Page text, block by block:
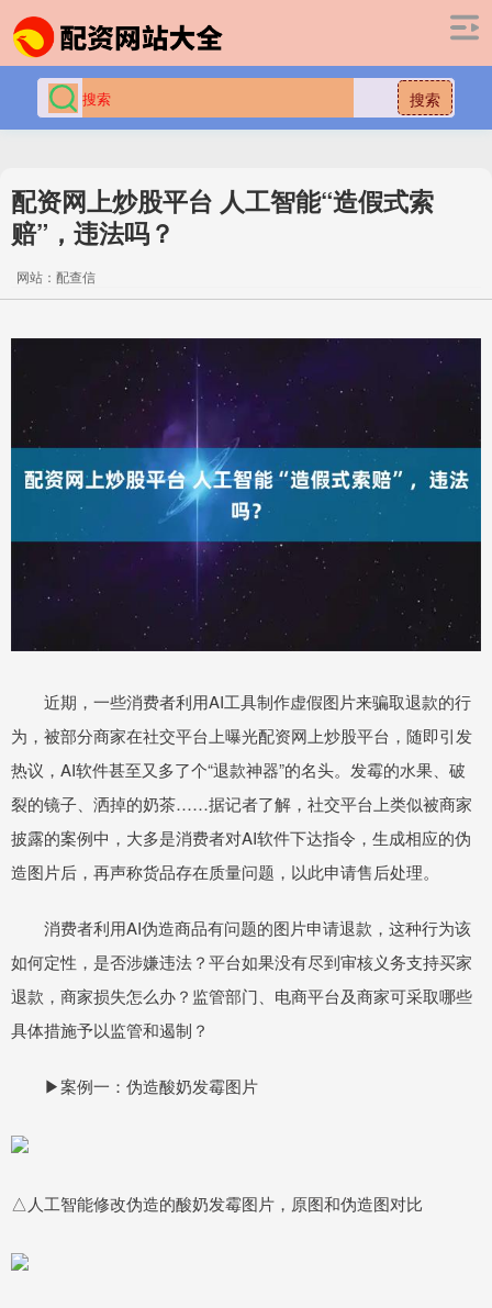
搜索
配资网上炒股平台 人工智能“造假式索
赔”，违法吗？
网站：配查信
近期，一些消费者利用AI工具制作虚假图片来骗取退款的行
为，被部分商家在社交平台上曝光配资网上炒股平台，随即引发
热议，AI软件甚至又多了个“退款神器”的名头。发霉的水果、破
裂的镜子、洒掉的奶茶……据记者了解，社交平台上类似被商家
披露的案例中，大多是消费者对AI软件下达指令，生成相应的伪
造图片后，再声称货品存在质量问题，以此申请售后处理。
消费者利用AI伪造商品有问题的图片申请退款，这种行为该
如何定性，是否涉嫌违法？平台如果没有尽到审核义务支持买家
退款，商家损失怎么办？监管部门、电商平台及商家可采取哪些
具体措施予以监管和遏制？
▶案例一：伪造酸奶发霉图片
△人工智能修改伪造的酸奶发霉图片，原图和伪造图对比